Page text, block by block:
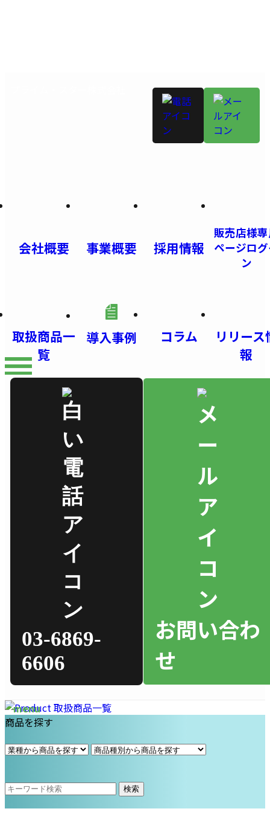
会社概要 事業概要 採用情報
販売店様
ページロ
ン
取扱商品一
覧
導入事例 コラム
リリース
報
03-6869-
6606
お問い合わ
せ
商品を探す
検索